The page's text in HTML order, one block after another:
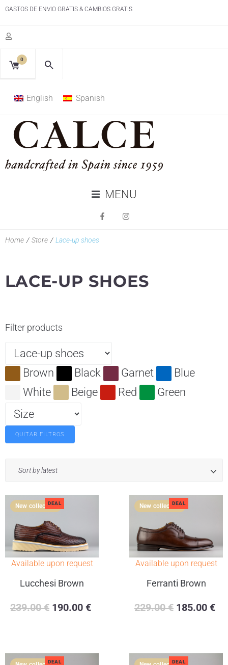
GASTOS DE ENVIO GRATIS & CAMBIOS GRATIS
0
English Spanish
MENU
Home / Store / Lace-up shoes
LACE-UP SHOES
DEAL
Available upon request
Lucchesi Brown
239.00€ 190.00 €
DEAL
Available upon request
Ferranti Brown
229.00€ 185.00 €
DEAL DEAL
Filter products
Brown Black Garnet
Blue
White
Beige Red Green
QUITAR FILTROS